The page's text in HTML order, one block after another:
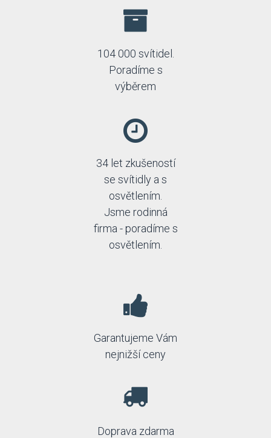
104 000 svítidel.
Poradíme s
výběrem
34 let zkušeností
se svítidly a s
osvětlením.
Jsme rodinná
firma - poradíme s
osvětlením.
Garantujeme Vám
nejnižší ceny
Doprava zdarma